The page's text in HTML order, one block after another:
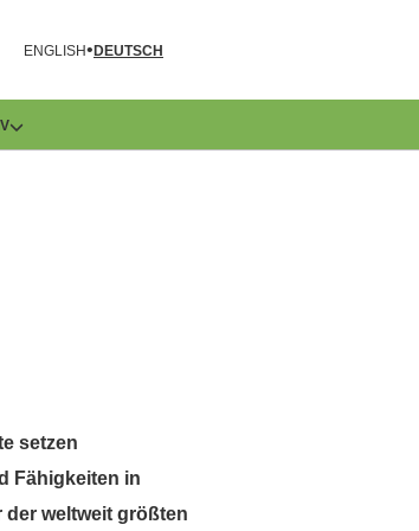
ENGLISH DEUTSCH
setzen
Fähigkeiten in
weltweit größten